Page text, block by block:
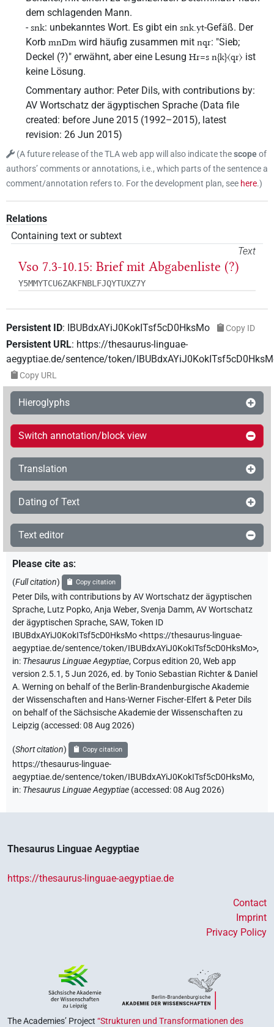
dem schlagenden Mann.
-snk: unbekanntes Wort. Es gibt ein snk.yt-Gefäß. Der
Korb mnDm wird häufig zusammen mit nqr: "Sieb;
Deckel (?)" erwähnt, aber eine Lesung Hr=s n{k}〈qr〉 ist
keine Lösung.
Commentary author: Peter Dils, with contributions by:
AV Wortschatz der ägyptischen Sprache (Data file
created: before June 2015 (1992–2015), latest
revision: 26 Jun 2015)
(A future release of the TLA web app will also indicate thescopeof
authors’ comments or annotations, i.e., which parts of the sentence a
comment/annotation refers to. For the development plan, see here.)
Relations
Containing text or subtext
Text
Vso 7.3-10.15: Brief mit Abgabenliste (?)
Y5MMYTCU6ZAKFNBLFJQYTUXZ7Y
Persistent ID: IBUBdxAYiJ0KokITsf5cD0HksMo Copy ID
Persistent URL: https://thesaurus-linguae-
aegyptiae.de/sentence/token/
Copy URL
Hieroglyphs
Switch annotation/block view
Translation
Dating of Text
Text editor
Please cite as:
(Full citation) Copy citation
Peter Dils,with contributions byAV Wortschatz der ägyptischen
Sprache, Lutz Popko,Anja Weber,Svenja Damm,AV Wortschatz
der ägyptischen Sprache, SAW,Token ID
IBUBdxAYiJ0KokITsf5cD0HksMo<https://thesaurus-linguae-
aegyptiae.de/sentence/token/IBUBdxAYiJ0KokITsf5cD0HksMo>,
in: Thesaurus Linguae Aegyptiae,Corpus edition 20, Web app
version 2.5.1, 5 Jun 2026, ed. by Tonio Sebastian Richter & Daniel
A. Werning on behalf of the Berlin-Brandenburgische Akademie
der Wissenschaften and Hans-Werner Fischer-Elfert & Peter Dils
on behalf of the Sächsische Akademie der Wissenschaften zu
Leipzig (accessed:08 Aug 2026)
(Short citation) Copy citation
https://thesaurus-linguae-
aegyptiae.de/sentence/token/IBUBdxAYiJ0KokITsf5cD0HksMo,
in: Thesaurus Linguae Aegyptiae (accessed:08 Aug 2026)
Thesaurus Linguae Aegyptiae
https://thesaurus-linguae-aegyptiae.de
Contact
Imprint
Privacy Policy
The Academies’ Project “Strukturen und Transformationen des